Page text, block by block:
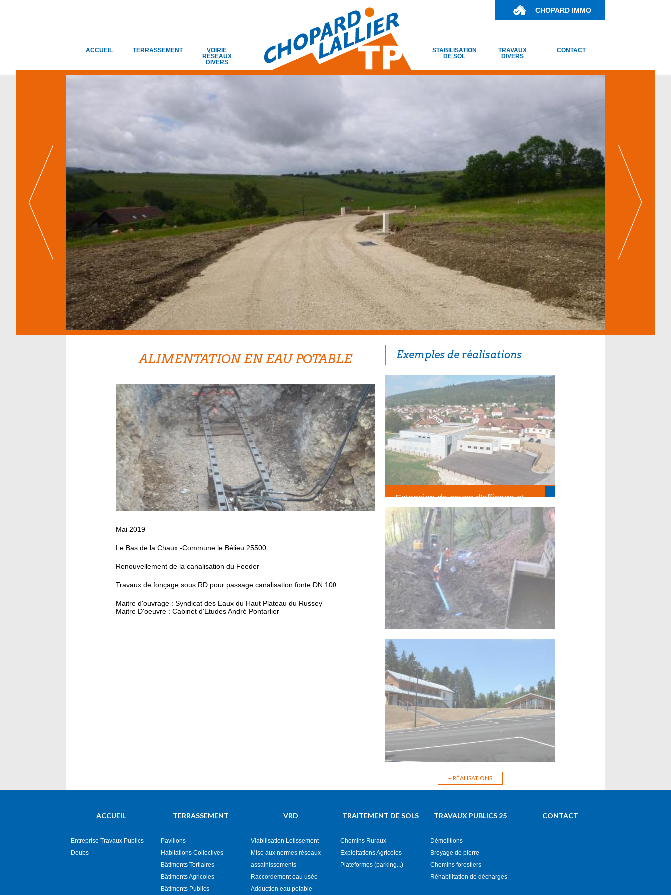
CHOPARD IMMO
ACCUEIL TERRASSEMENT
VOIRIE
RÉSEAUX
DIVERS
STABILISATION
DE SOL
TRAVAUX
DIVERS
CONTACT
ALIMENTATION EN EAU POTABLE
Mai 2019
Le Bas de la Chaux -Commune le Bélieu 25500
Renouvellement de la canalisation du Feeder
Travaux de fonçage sous RD pour passage canalisation fonte DN 100.
Maitre d'ouvrage : Syndicat des Eaux du Haut Plateau du Russey
Maitre D'oeuvre : Cabinet d'Etudes André Pontarlier
Exemples de réalisations
Extension de caves d'affinage et
création magasin Fruitière les
suchaux LES FINS
(Terrassement)
Réhabilitation réseau d'eau en terrain
pentu
(Voirie réseaux divers)
Terrassement VRD d'une Salle et
d'un Gîte de Groupe
+ RÉALISATIONS
ACCUEIL
Entreprise Travaux Publics
Doubs
TERRASSEMENT
Pavillons
Habitations Collectives
Bâtiments Tertiaires
Bâtiments Agricoles
Bâtiments Publics
VRD
Viabilisation Lotissement
Mise aux normes réseaux
assainissements
Raccordement eau usée
Adduction eau potable
TRAITEMENT DE SOLS
Chemins Ruraux
Exploitations Agricoles
Plateformes (parking...)
TRAVAUX PUBLICS 25
Démolitions
Broyage de pierre
Chemins forestiers
Réhabilitation de décharges
CONTACT